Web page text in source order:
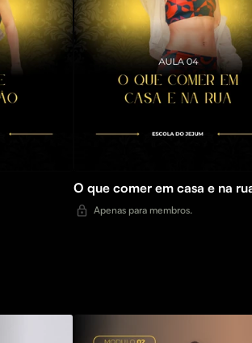
O que comer em casa e na
Apenas para membros.